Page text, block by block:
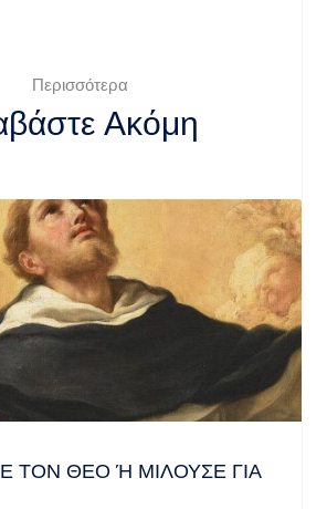
Περισσότερα
Ακόμη
ΘΕΌ Ή ΜΙΛΟΎΣΕ ΓΙΑ ΤΟ